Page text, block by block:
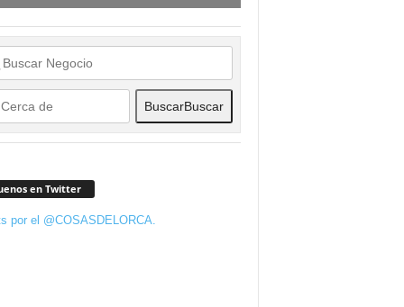
BuscarBuscar
en Twitter
por el @COSASDELORCA.